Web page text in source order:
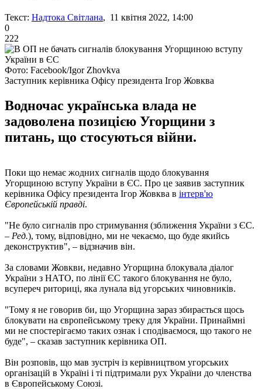
Текст: Надтока Світлана, 11 квітня 2022, 14:00
0
222
Фото: Facebook/Igor Zhovkva
Заступник керівника Офісу президента Ігор Жовква
Водночас українська влада не
задоволена позицією Угорщини з
питань, що стосуються війни.
Поки що немає жодних сигналів щодо блокування
Угорщиною вступу України в ЄС. Про це заявив заступник
керівника Офісу президента Ігор Жовква в інтерв'ю
Європейській правді.
"Не було сигналів про стримування (зближення України з ЄС.
– Ред.), тому, відповідно, ми не чекаємо, що буде якийсь
деконструктив", – відзначив він.
За словами Жовкви, недавно Угорщина блокувала діалог
України з НАТО, по лінії ЄС такого блокування не було,
всупереч риториці, яка лунала від угорських чиновників.
"Тому я не говорив би, що Угорщина зараз збирається щось
блокувати на європейському треку для України. Принаймні
ми не спостерігаємо таких ознак і сподіваємося, що такого не
буде", – сказав заступник керівника ОП.
Він розповів, що мав зустріч із керівництвом угорських
організацій в Україні і ті підтримали рух України до членства
в Європейському Союзі.